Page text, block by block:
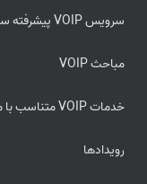
سرویس VOIP پیشرفته سیتاک
مباحث VOIP
خدمات VOIP متناسب با مشاغل
رویدادها